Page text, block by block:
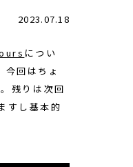
2023.07.18
につい
回はちょ
残りは次回
すし基本的